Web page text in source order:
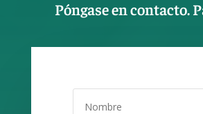
Póngase en contacto.